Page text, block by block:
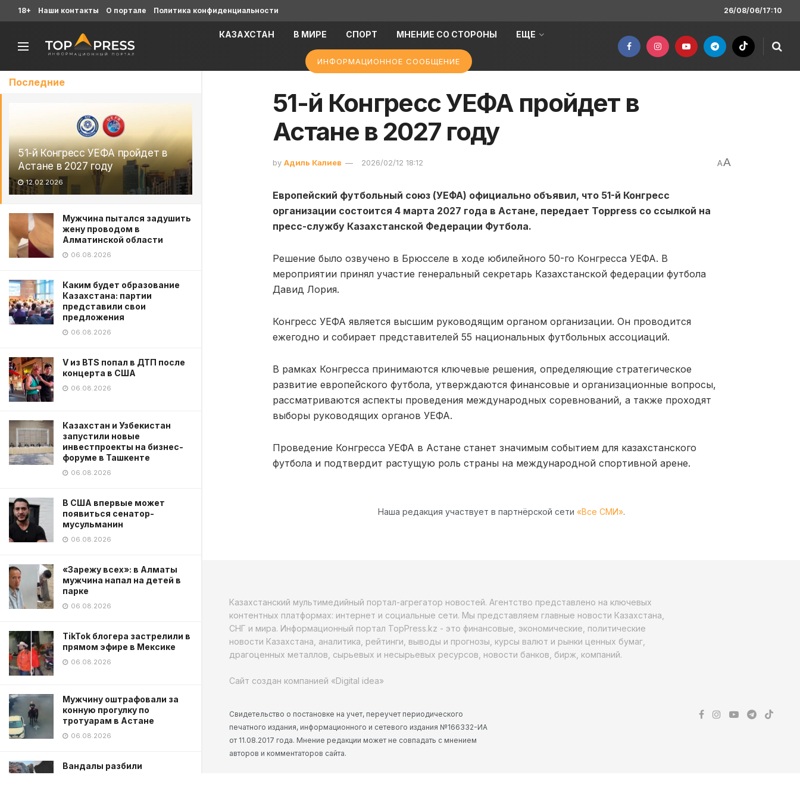
Последние
51-й Конгресс УЕФА пройдет в
Астане в 2027 году
12.02.2026
Мужчина пытался задушить
жену проводом в
Алматинской области
06.08.2026
Каким будет образование
Казахстана: партии
представили свои
предложения
06.08.2026
V из BTS попал в ДТП после
концерта в США
06.08.2026
Казахстан и Узбекистан
запустили новые
инвестпроекты на бизнес-
форуме в Ташкенте
06.08.2026
В США впервые может
появиться сенатор-
мусульманин
06.08.2026
«Зарежу всех»: в Алматы
мужчина напал на детей в
парке
06.08.2026
TikTok блогера застрелили в
прямом эфире в Мексике
06.08.2026
Мужчину оштрафовали за
конную прогулку по
тротуарам в Астане
06.08.2026
Вандалы разбили
18+ Наши контакты О портале Политика конфиденциальности 26/08/06/17:10
КАЗАХСТАН В МИРЕ СПОРТ МНЕНИЕ СО СТОРОНЫ ЕЩЕ
ИНФОРМАЦИОННОЕ СООБЩЕНИЕ
51-й Конгресс УЕФА пройдет в
Астане в 2027 году
by Адиль Калиев 2026/02/12 18:12 AA
Европейский футбольный союз (УЕФА) официально объявил, что 51-й Конгресс
организации состоится 4 марта 2027 года в Астане, передает Toppress со ссылкой на
пресс-службу Казахстанской Федерации Футбола.
Решение было озвучено в Брюсселе в ходе юбилейного 50-го Конгресса УЕФА. В
мероприятии принял участие генеральный секретарь Казахстанской федерации футбола
Давид Лория.
Конгресс УЕФА является высшим руководящим органом организации. Он проводится
ежегодно и собирает представителей 55 национальных футбольных ассоциаций.
В рамках Конгресса принимаются ключевые решения, определяющие стратегическое
развитие европейского футбола, утверждаются финансовые и организационные вопросы,
рассматриваются аспекты проведения международных соревнований, а также проходят
выборы руководящих органов УЕФА.
Проведение Конгресса УЕФА в Астане станет значимым событием для казахстанского
футбола и подтвердит растущую роль страны на международной спортивной арене.
Наша редакция участвует в партнёрской сети «Все СМИ».
Казахстанский мультимедийный портал-агрегатор новостей. Агентство представлено на ключевых
контентных платформах: интернет и социальные сети. Мы представляем главные новости Казахстана,
СНГ и мира. Информационный портал TopPress.kz - это финансовые, экономические, политические
новости Казахстана, аналитика, рейтинги, выводы и прогнозы, курсы валют и рынки ценных бумаг,
драгоценных металлов, сырьевых и несырьевых ресурсов, новости банков, бирж, компаний.
Сайт создан компанией «Digital idea»
Свидетельство о постановке на учет, переучет периодического
печатного издания, информационного и сетевого издания №166332-ИА
от 11.08.2017 года. Мнение редакции может не совпадать с мнением
авторов и комментаторов сайта.